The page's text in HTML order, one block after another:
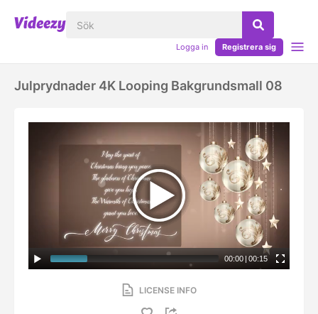
Logga in Registrera sig
Julprydnader 4K Looping Bakgrundsmall 08
00:00 | 00:15
LICENSE INFO